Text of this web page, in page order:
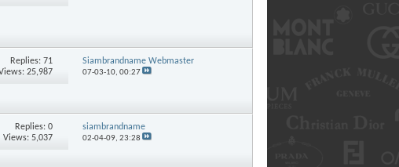
Replies: 71
25,987
Siambrandname Webmaster
07-03-10, 00:27
Replies: 0
Views: 5,037
siambrandname
02-04-09, 23:28